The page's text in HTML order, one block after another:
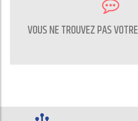
VOUS NE TROUVEZ PAS
CONTACTEZ